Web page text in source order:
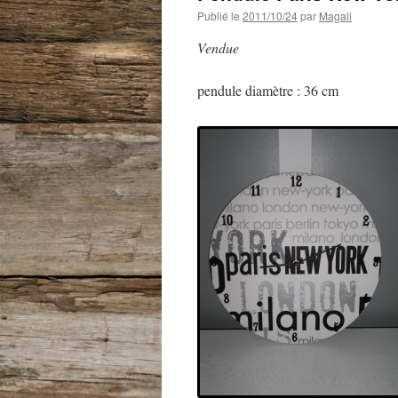
Publié le 2011/10/24par Magali
Vendue
pendule diamètre : 36 cm